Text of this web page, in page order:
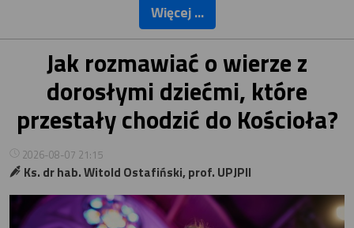
Więcej ...
Jak rozmawiać o wierze z
dorosłymi dziećmi, które
przestały chodzić do Kościoła?
2026-08-07 21:15
Ks. dr hab. Witold Ostafiński, prof. UPJPII